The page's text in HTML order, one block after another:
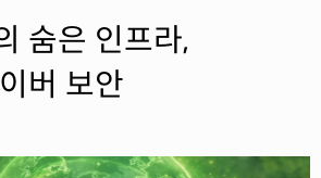
숨은 인프라,
버 보안